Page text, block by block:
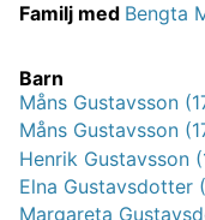
Familj med Bengta
Barn
Måns Gustavsson
Måns Gustavsson
Henrik Gustavsson
Elna Gustavsdotter
Margareta